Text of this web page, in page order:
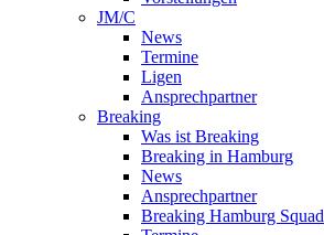
JM/C
News
Termine
Ligen
Ansprechpartner
Breaking
Was ist Breaking
Breaking in Hamburg
News
Ansprechpartner
Breaking Hamburg Squad